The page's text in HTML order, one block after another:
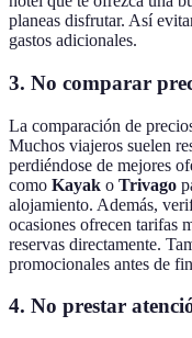
planeas disfrutar. Así
gastos adicionales.
3. No comparar
La comparación de
Muchos viajeros suelen
perdiéndose de mejores
como Kayak o Trivago
alojamiento. Además,
ocasiones ofrecen tarifas
reservas directamente.
promocionales antes de
4. No prestar